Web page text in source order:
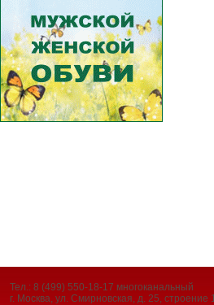
Тел.: 8 (499) 550-18-17 многоканальный
г. Москва, ул. Смирновская, д. 25, строение